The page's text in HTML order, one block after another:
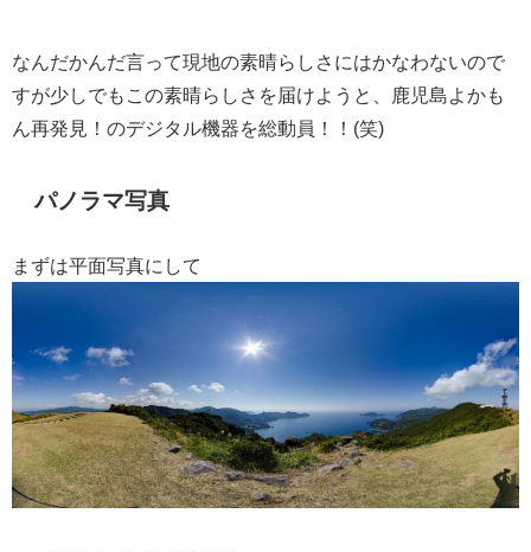
なんだかんだ言って現地の素晴らしさにはかなわないので
すが少しでもこの素晴らしさを届けようと、鹿児島よかも
ん再発見！のデジタル機器を総動員！！(笑)
パノラマ写真
まずは平面写真にして